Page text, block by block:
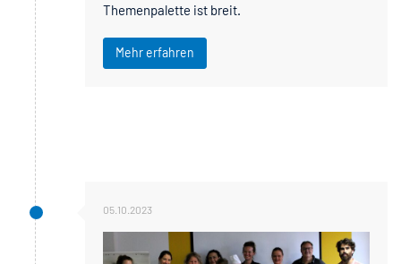
Themenpalette ist breit.
Mehr erfahren
05.10.2023